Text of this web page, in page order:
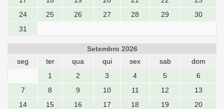
24
25 26 27 28 29
30
31
Setembro 2026
seg
ter qua qui sex sab
dom
1
2 3 4 5
6
7
8 9 10 11 12
13
14
15 16 17 18 19
20